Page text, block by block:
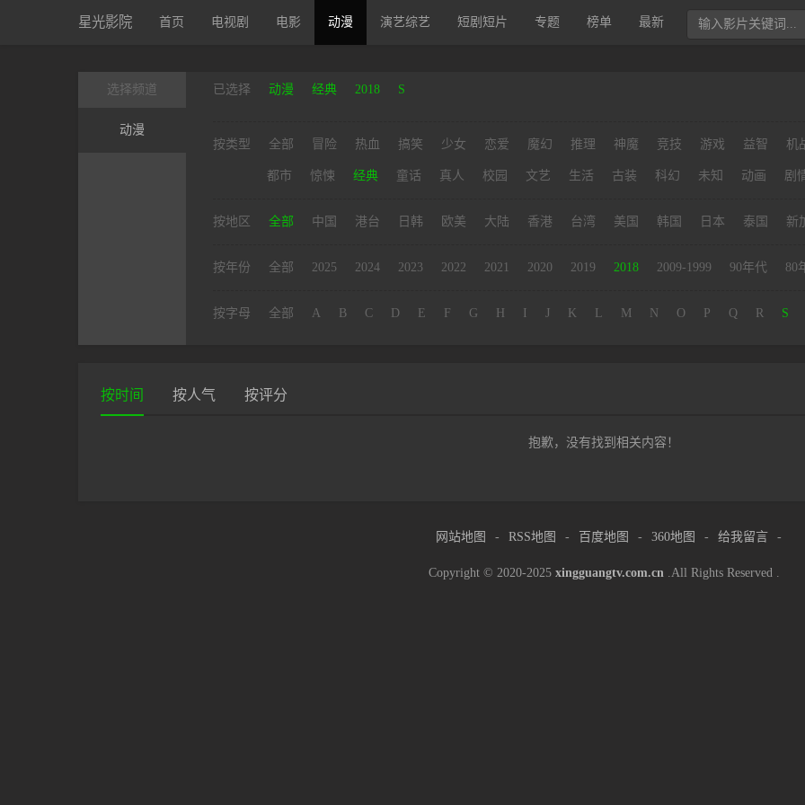
星光影院 首页 电视剧 电影 动漫 演艺综艺 短剧短片 专题 榜单 最新
选择频道
动漫
已选择 动漫 经典 2018 S
按类型 全部 冒险 热血 搞笑 少女 恋爱 魔幻 推理 神魔 竞技 游戏 益智 机
都市 惊悚 经典 童话 真人 校园 文艺 生活 古装 科幻 未知 动画 剧
按地区 全部 中国 港台 日韩 欧美 大陆 香港 台湾 美国 韩国 日本 泰国 新
按年份 全部 2025 2024 2023 2022 2021 2020 2019 2018 2009-1999 90年代 80
按字母 全部 A B C D E F G H I J K L M N O P Q R S
按时间 按人气 按评分
抱歉，没有找到相关内容！
网站地图 - RSS地图 - 百度地图 - 360地图 - 给我留言 -
Copyright © 2020-2025 xingguangtv.com.cn.All Rights Reserved .